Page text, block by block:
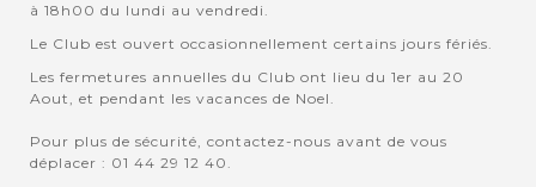
à 18h00 du lundi au vendredi.
Le Club est ouvert occasionnellement certains jours fériés.
Les fermetures annuelles du Club ont lieu du 1er au 20
Aout, et pendant les vacances de Noel.
Pour plus de sécurité, contactez-nous avant de vous
déplacer : 01 44 29 12 40.